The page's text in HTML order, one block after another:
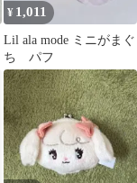
¥ 1,011
Lil ala mode ミニがまぐ
ち パフ